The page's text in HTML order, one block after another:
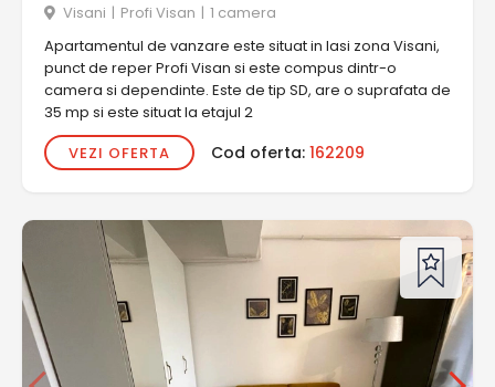
Visani | Profi Visan | 1 camera
Apartamentul de vanzare este situat in Iasi zona Visani,
punct de reper Profi Visan si este compus dintr-o
camera si dependinte. Este de tip SD, are o suprafata de
35 mp si este situat la etajul 2
VEZI OFERTA
Cod oferta: 162209